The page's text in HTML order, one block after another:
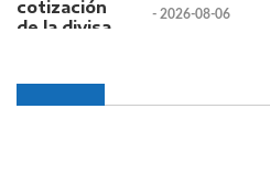
- 2026-08-06